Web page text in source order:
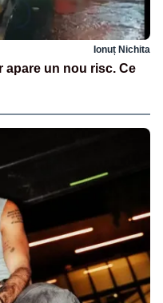
Ionuț Nichita
apare un nou risc. Ce